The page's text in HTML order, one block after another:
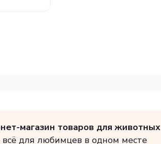
магазин товаров для животных
для любимцев в одном месте